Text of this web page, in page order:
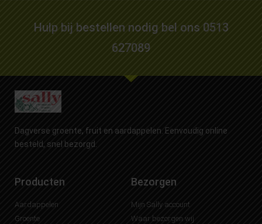
Hulp bij bestellen nodig bel ons 0513
627089
Dagverse groente, fruit en aardappelen. Eenvoudig online
besteld, snel bezorgd.
Producten
Aardappelen
Groente
Bezorgen
Mijn Sally account
Waar bezorgen wij